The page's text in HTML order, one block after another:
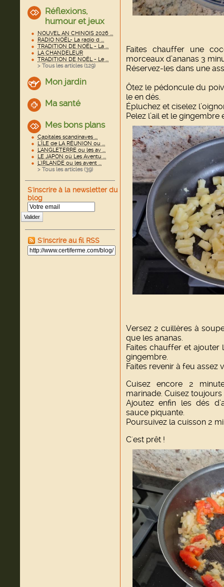
Réflexions,
humour et jeux
NOUVEL AN CHINOIS 2026 ...
RADIO NOËL- La radio d ...
TRADITION DE NOËL - La ...
LA CHANDELEUR
TRADITION DE NOËL - Le ...
> Tous les articles (129)
Mon jardin
Ma santé
Mes bons plans
Capitales scandinaves ...
L'ÎLE de LA RÉUNION ou ...
L'ANGLETERRE ou les av ...
LE JAPON où Les Aventu ...
L'IRLANDE ou les avent ...
> Tous les articles (39)
S'inscrire à la newsletter du
blog
Valider
S'inscrire au fil RSS
Faites chauffer une
morceaux d’ananas 3
Réservez-les dans une
Ôtez le pédoncule du
le en dés.
Épluchez et ciselez
Pelez l’ail et le gingembre
Versez 2 cuillères à
que les ananas.
Faites chauffer et ajouter
gingembre.
Faites revenir à feu assez
Cuisez encore 2
marinade. Cuisez
Ajoutez enfin les dés
sauce piquante.
Poursuivez la cuisson 2
C'est prêt !